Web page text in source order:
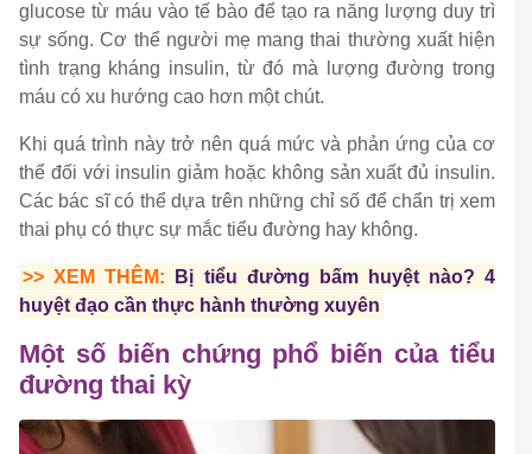
glucose từ máu vào tế bào để tạo ra năng lượng duy trì
sự sống. Cơ thể người mẹ mang thai thường xuất hiện
tình trạng kháng insulin, từ đó mà lượng đường trong
máu có xu hướng cao hơn một chút.
Khi quá trình này trở nên quá mức và phản ứng của cơ
thể đối với insulin giảm hoặc không sản xuất đủ insulin.
Các bác sĩ có thể dựa trên những chỉ số để chẩn trị xem
thai phụ có thực sự mắc tiểu đường hay không.
>> XEM THÊM:
Bị tiểu đường bấm huyệt nào? 4
huyệt đạo cần thực hành thường xuyên
Một số biến chứng phổ biến của tiểu
đường thai kỳ